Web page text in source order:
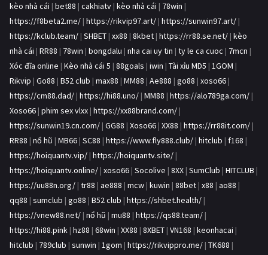
kèo nhà cái | bet88 | cakhiatv | kèo nhà cái | 78win |
https://f8beta2.me/ | https://rikvip97.art/ | https://sunwin97.art/ |
https://kclub.team/ | SHBET | xx88 | 8kbet | https://rr88.se.net/ | kèo
nhà cái | RR88 | 78win | bongdalu | nha cai uy tin | ty le ca cuoc | 7mcn |
Xóc đĩa online | Kèo nhà cái 5 | 88goals | iwin | Tài xỉu MD5 | 1GOM |
Rikvip | Go88 | B52 club | max88 | MM88 | Ae888 | go88 | xoso66 |
https://cm88.dad/ | https://hi88.uno/ | MM88 | https://alo789ga.com/ |
Xoso66 | phim sex vlxx | https://xx88brand.com/ |
https://sunwin19.cn.com/ | GG88 | Xoso66 | XX88 | https://rr88it.com/ |
RR88 | nổ hũ | MB66 | SC88 | https://www.fly888.club/ | hitclub | f168 |
https://hoiquantv.vip/ | https://hoiquantv.site/ |
https://hoiquantv.online/ | xoso66 | Socolive | 8XX | SumClub | HITCLUB |
https://uu88n.org/ | tr88 | ae888 | mcw | kuwin | 88bet | x88 | ao88 |
qq88 | sumclub | go88 | B52 club | https://shbet.health/ |
https://vnew88.net/ | nổ hũ | mu88 | https://qs88.team/ |
https://hi88.pink | hz88 | 68win | XX88 | 8XBET | VN168 | keonhacai |
hitclub | 789club | sunwin | 1gom | https://rikvippro.me/ | TK688 |